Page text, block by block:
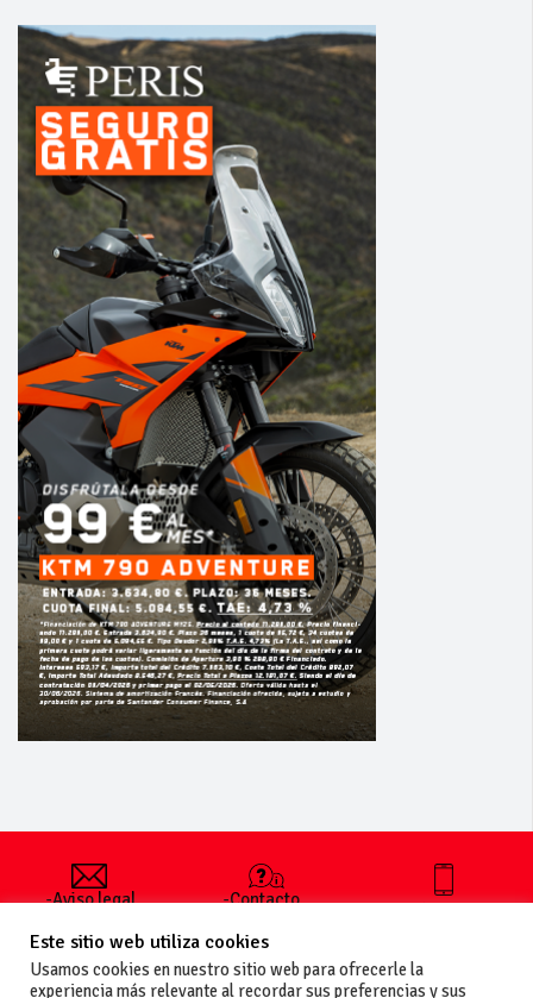
-Aviso legal
generales
de uso
-Contacto
publicar un
anuncio
-Vende+
+34 627 35
Este sitio web utiliza cookies
Usamos cookies en nuestro sitio web para ofrecerle la
experiencia más relevante al recordar sus preferencias y sus